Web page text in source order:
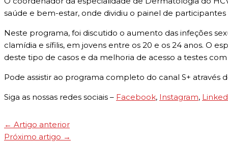
saúde e bem-estar, onde dividiu o painel de
Neste programa, foi discutido o aumento das infeções
clamídia e sífilis, em jovens entre os 20 e os 24 anos. O
deste tipo de casos e da melhoria de acesso a testes
Pode assistir ao programa completo do canal S+ através
Siga as nossas redes sociais – Facebook, Instagram,
← Artigo anterior
Próximo artigo →